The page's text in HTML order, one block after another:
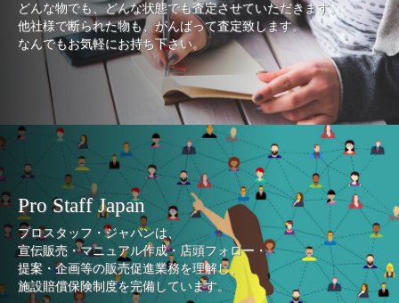
どんな物でも、どんな状態でも査定させていただきます。
他社様で断られた物も、がんばって査定致します。
なんでもお気軽にお持ち下さい。
Pro Staff Japan
プロスタッフ・ジャパンは、
宣伝販売・マニュアル作成・店頭フォロー・
提案・企画等の販売促進業務を理解し、
施設賠償保険制度を完備しています。